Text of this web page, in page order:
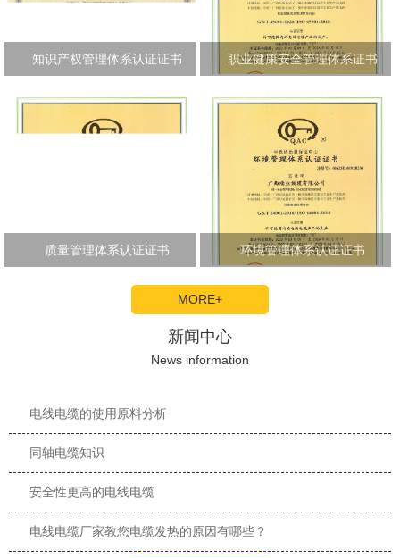
知识产权管理体系认证证书 职业健康安全管理体系证书
质量管理体系认证证书 环境管理体系认证证书
MORE+
新闻中心
News information
电线电缆的使用原料分析
同轴电缆知识
安全性更高的电线电缆
电线电缆厂家教您电缆发热的原因有哪些？